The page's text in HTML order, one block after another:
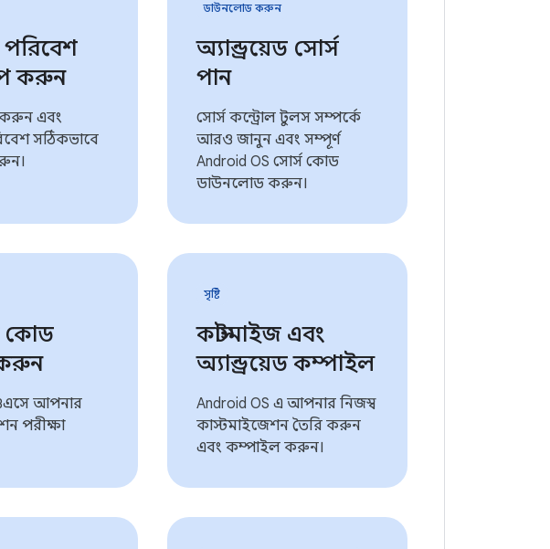
করুন
এবং
সঠিকভাবে
ডাউনলোড করুন
অ্যান্ড্রয়েড সোর্স
পান
সোর্স কন্ট্রোল টুলস সম্পর্কে
আরও জানুন এবং সম্পূর্ণ
Android OS সোর্স কোড
ডাউনলোড করুন।
কোড
করুন
আপনার
পরীক্ষা
সৃষ্টি
কাস্টমাইজ এবং
অ্যান্ড্রয়েড কম্পাইল
Android OS এ আপনার নিজস্ব
কাস্টমাইজেশন তৈরি করুন
এবং কম্পাইল করুন।